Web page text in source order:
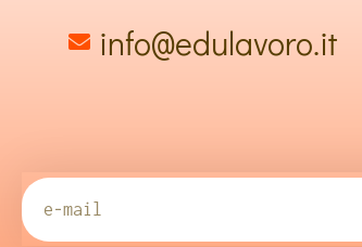
info@edulavoro.it